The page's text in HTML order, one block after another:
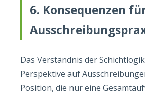
6. Konsequenzen
Das Verständnis der
Perspektive auf
Position, die nur eine